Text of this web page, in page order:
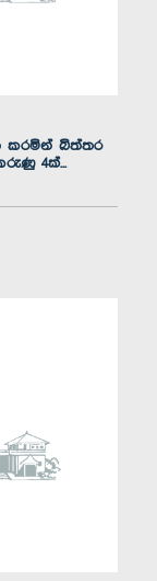
කරමින් බිත්තර
4ක්...